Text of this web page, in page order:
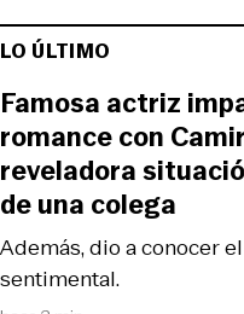
LO ÚLTIMO
Además, dio a conocer
sentimental.
Famosa actriz
romance con
reveladora
de una colega